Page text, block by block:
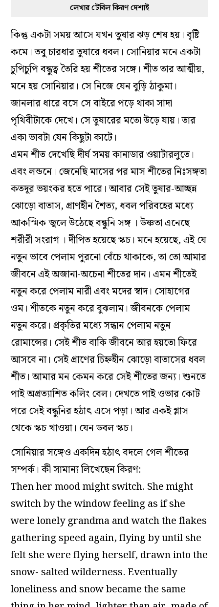
লেখার টেবিল কিরণ দেশাই
কিন্তু একটা সময় আসে যখন তুষার ঝড় শেষ হয়। বৃষ্টি
কমে। তবু চারধার তুষারে ধবল। সোনিয়ার মনে একটা
চুপিচুপি বন্ধুত্ব তৈরি হয় শীতের সঙ্গে। শীত তার আত্মীয়,
মনে হয় সোনিয়ার। সে নিজে যেন বুড়ি ঠাকুমা।
জানলার ধারে বসে সে বাইরে পড়ে থাকা সাদা
পৃথিবীটাকে দেখে। সে তুষারের মতো উড়ে যায়। তার
একা ভাবটা যেন কিছুটা কাটে।
এমন শীত দেখেছি দীর্ঘ সময় কানাডার ওয়াটারলুতে।
এবং লন্ডনে। জেনেছি মাসের পর মাস শীতের নিঃসঙ্গতা
কতদূর ভয়ংকর হতে পারে। আবার সেই তুষার-আচ্ছন্ন
ঝোড়ো বাতাস, প্রাণহীন শৈত্য, ধবল পরিবহের মধ্যে
আকস্মিক জ্বলে উঠেছে বন্ধুনি সঙ্গ । উষ্ণতা এনেছে
শরীরী সংরাগ । দীপিত হয়েছে স্কচ। মনে হয়েছে, এই যে
নতুন ভাবে পেলাম পুরনো বেঁচে থাকাকে, তা তো আমার
জীবনে এই অজানা-অচেনা শীতের দান। এমন শীতেই
নতুন করে পেলাম নারী এবং মদের স্বাদ। সোহাগের
ওম। শীতকে নতুন করে বুঝলাম। জীবনকে পেলাম
নতুন করে। প্রকৃতির মধ্যে সন্ধান পেলাম নতুন
রোমান্সের। সেই শীত বাকি জীবনে আর হয়তো ফিরে
আসবে না। সেই প্রাণের চিহ্নহীন ঝোড়ো বাতাসের ধবল
শীত। আমার মন কেমন করে সেই শীতের জন্য। শুনতে
পাই অপ্রত্যাশিত কলিং বেল। দেখতে পাই ওভার কোট
পরে সেই বন্ধুনির হঠাৎ এসে পড়া। আর একই গ্লাস
থেকে স্কচ খাওয়া। যেন ডবল স্কচ।
সোনিয়ার সঙ্গেও একদিন হঠাৎ বদলে গেল শীতের
সম্পর্ক। কী সামান্য লিখেছেন কিরণ:
Then her mood might switch. She might
switch by the window feeling as if she
were lonely grandma and watch the flakes
gathering speed again, flying by until she
felt she were flying herself, drawn into the
snow- salted wilderness. Eventually
loneliness and snow became the same